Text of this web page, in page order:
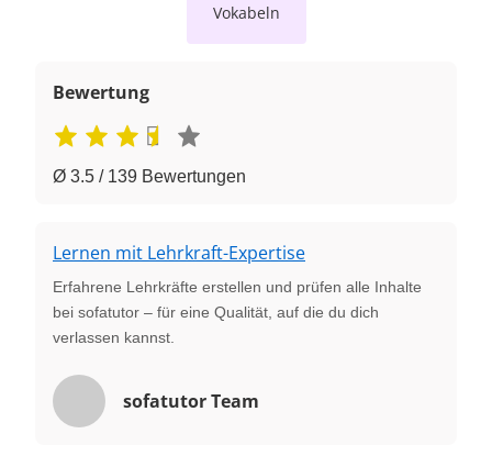
Vokabeln
Bewertung
Ø 3.5 / 139 Bewertungen
Lernen mit Lehrkraft-Expertise
Erfahrene Lehrkräfte erstellen und prüfen alle Inhalte
bei sofatutor – für eine Qualität, auf die du dich
verlassen kannst.
sofatutor Team